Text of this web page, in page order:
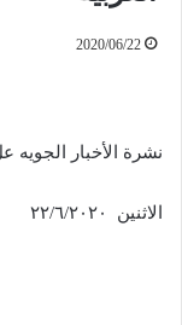
2020/06/22
نشرة الأخبار
الاثنين ٢٢/٦/٢٠٢٠